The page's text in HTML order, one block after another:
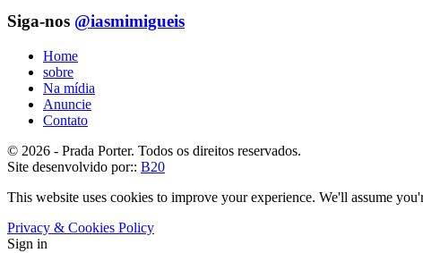
Siga-nos @iasmimigueis
Home
sobre
Na mídia
Anuncie
Contato
© 2026 - Prada Porter. Todos os direitos reservados.
Site desenvolvido por:: B20
This website uses cookies to improve your experience. We'll assume
Privacy & Cookies Policy
Sign in